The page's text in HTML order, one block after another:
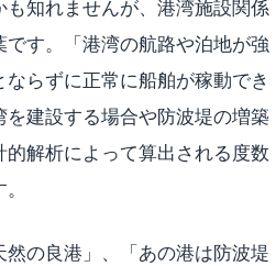
知れませんが、港湾施設関係
す。「港湾の航路や泊地が強
らずに正常に船舶が稼動でき
建設する場合や防波堤の増築
解析によって算出される度数
然の良港」、「あの港は防波堤